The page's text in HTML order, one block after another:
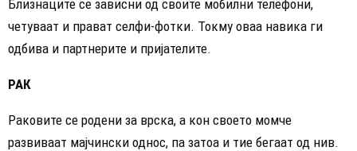
Близнаците се зависни од своите мобилни телефони,
четуваат и прават селфи-фотки. Токму оваа навика ги
одбива и партнерите и пријателите.
РАК
Раковите се родени за врска, а кон своето момче
развиваат мајчински однос, па затоа и тие бегаат од нив.